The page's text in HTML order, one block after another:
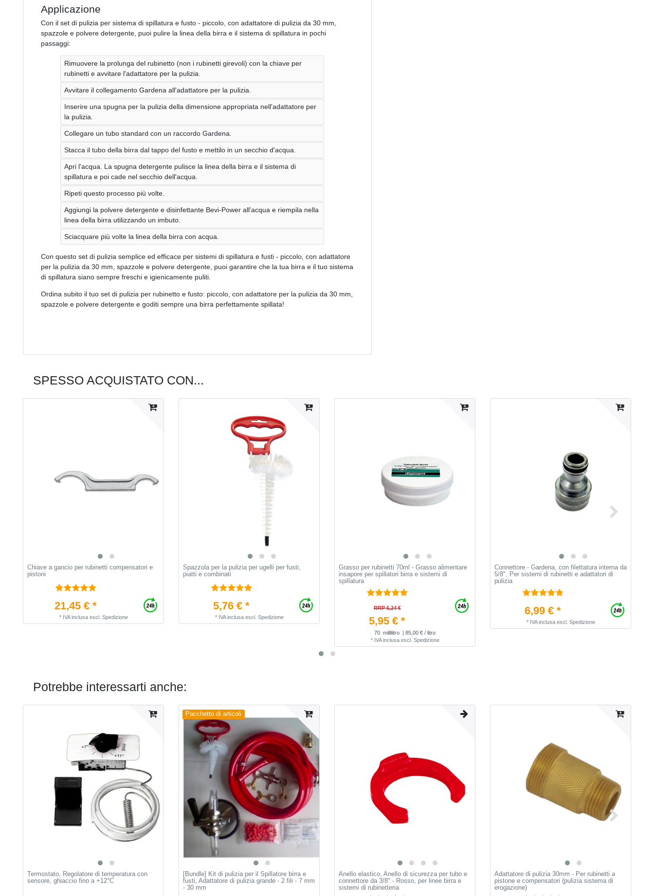
Applicazione
Con il set di pulizia per sistema di spillatura e fusto - piccolo, con adattatore di pulizia da 30 mm,
spazzole e polvere detergente, puoi pulire la linea della birra e il sistema di spillatura in pochi
passaggi:
Rimuovere la prolunga del rubinetto (non i rubinetti girevoli) con la chiave per
rubinetti e avvitare l'adattatore per la pulizia.
Avvitare il collegamento Gardena all'adattatore per la pulizia.
Inserire una spugna per la pulizia della dimensione appropriata nell'adattatore per
la pulizia.
Collegare un tubo standard con un raccordo Gardena.
Stacca il tubo della birra dal tappo del fusto e mettilo in un secchio d'acqua.
Apri l'acqua. La spugna detergente pulisce la linea della birra e il sistema di
spillatura e poi cade nel secchio dell'acqua.
Ripeti questo processo più volte.
Aggiungi la polvere detergente e disinfettante Bevi-Power all'acqua e riempila nella
linea della birra utilizzando un imbuto.
Sciacquare più volte la linea della birra con acqua.
Con questo set di pulizia semplice ed efficace per sistemi di spillatura e fusti - piccolo, con adattatore
per la pulizia da 30 mm, spazzole e polvere detergente, puoi garantire che la tua birra e il tuo sistema
di spillatura siano sempre freschi e igienicamente puliti.
Ordina subito il tuo set di pulizia per rubinetto e fusto: piccolo, con adattatore per la pulizia da 30 mm,
spazzole e polvere detergente e goditi sempre una birra perfettamente spillata!
SPESSO ACQUISTATO CON...
Chiave a gancio per rubinetti compensatori e
pistoni
21,45 € *
* IVA inclusaescl. Spedizione
Spazzola per la pulizia per ugelli per fusti,
piatti e combinati
5,76 € *
* IVA inclusaescl. Spedizione
Grasso per rubinetti 70ml - Grasso alimentare
insapore per spillatori birra e sistemi di
spillatura
RRP 6,24 €
5,95 € *
70 millilitro | 85,00 € / litro
* IVA inclusaescl. Spedizione
Connettore - Gardena, con filettatura interna da
5/8", Per sistemi di rubinetti e adattatori di
pulizia
6,99 € *
* IVA inclusaescl. Spedizione
Potrebbe interessarti anche:
Termostato, Regolatore di temperatura con
sensore, ghiaccio fino a +12°C
Pacchetto di articoli
[Bundle] Kit di pulizia per il Spillatore birra e
fusti, Adattatore di pulizia grande - 2 fili - 7 mm
- 30 mm
Anello elastico, Anello di sicurezza per tubo e
connettore da 3/8" - Rosso, per linee birra e
sistemi di rubinetteria
Adattatore di pulizia 30mm - Per rubinetti a
pistone e compensatori (pulizia sistema di
erogazione)